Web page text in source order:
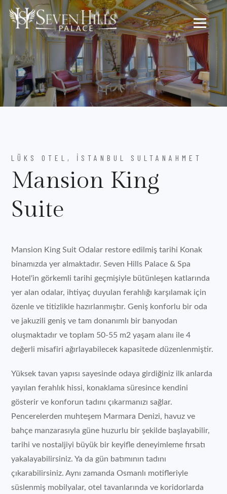
LÜKS OTEL, İSTANBUL SULTANAHMET
Mansion King
Suite
Mansion King Suit Odalar restore edilmiş tarihi Konak
binamızda yer almaktadır. Seven Hills Palace & Spa
Hotel'in görkemli tarihi geçmişiyle bütünleşen katlarında
yer alan odalar, ihtiyaç duyulan ferahlığı karşılamak için
özenle ve titizlikle hazırlanmıştır. Geniş konforlu bir oda
ve jakuzili geniş ve tam donanımlı bir banyodan
oluşmaktadır ve toplam 50-55 m2 yaşam alanı ile 4
değerli misafiri ağırlayabilecek kapasitede düzenlenmiştir.
Yüksek tavan yapısı sayesinde odaya girdiğiniz ilk anlarda
yayılan ferahlık hissi, konaklama süresince kendini
gösterir ve konforun tadını çıkarmanızı sağlar.
Pencerelerden muhteşem Marmara Denizi, havuz ve
bahçe manzarasıyla güne huzurlu bir şekilde başlayabilir,
tarihi ve nostaljiyi büyük bir keyifle deneyimleme fırsatı
yakalayabilirsiniz. Ya da gün batımının tadını
çıkarabilirsiniz. Aynı zamanda Osmanlı motifleriyle
süslenmiş mobilyalar, otel tavanlarında ve koridorlarda